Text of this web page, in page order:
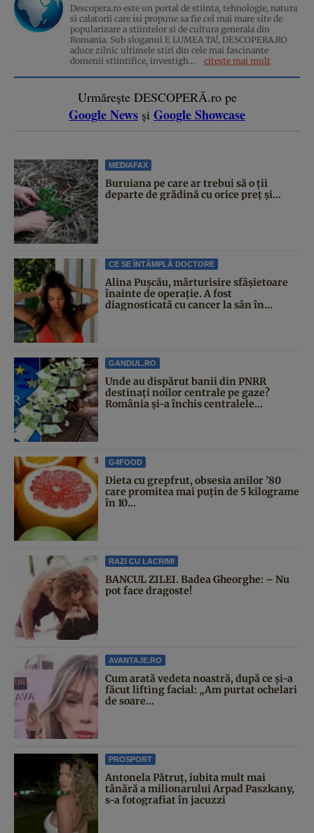
Descopera.ro este un portal de stiinta, tehnologie, natura
si calatorii care isi propune sa fie cel mai mare site de
popularizare a stiintelor si de cultura generala din
Romania. Sub sloganul E LUMEA TA!, DESCOPERA.RO
aduce zilnic ultimele stiri din cele mai fascinante
domenii stiintifice, investigh...
citește mai mult
Urmărește DESCOPERĂ.ro pe
Google News și Google Showcase
MEDIAFAX
Buruiana pe care ar trebui să o ții
departe de grădină cu orice preț și...
CE SE ÎNTÂMPLĂ DOCTORE
Alina Pușcău, mărturisire sfâșietoare
înainte de operație. A fost
diagnosticată cu cancer la sân în...
GANDUL.RO
Unde au dispărut banii din PNRR
destinați noilor centrale pe gaze?
România și-a închis centralele...
G4FOOD
Dieta cu grepfrut, obsesia anilor ’80
care promitea mai puțin de 5 kilograme
în 10...
RAZI CU LACRIMI
BANCUL ZILEI. Badea Gheorghe: – Nu
pot face dragoste!
AVANTAJE.RO
Cum arată vedeta noastră, după ce și-a
făcut lifting facial: „Am purtat ochelari
de soare...
PROSPORT
Antonela Pătruț, iubita mult mai
tânără a milionarului Arpad Paszkany,
s-a fotografiat în jacuzzi